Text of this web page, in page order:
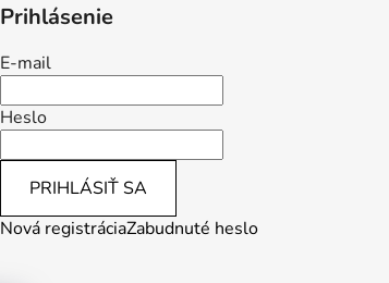
Prihlásenie
E-mail
Heslo
PRIHLÁSIŤ SA
Nová registráciaZabudnuté heslo